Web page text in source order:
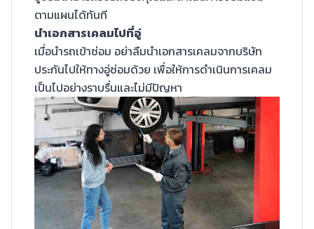
ตามแผนได้ทันที
นำเอกสารเคลมไปที่อู่
เมื่อนำรถเข้าซ่อม อย่าลืมนำเอกสารเคลมจากบริษัท
ประกันไปให้ทางอู่ซ่อมด้วย เพื่อให้การดำเนินการเคลม
เป็นไปอย่างราบรื่นและไม่มีปัญหา